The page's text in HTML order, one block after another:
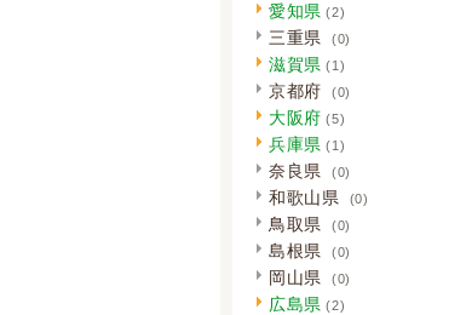
愛知県 (2)
三重県 (0)
滋賀県 (1)
京都府 (0)
大阪府 (5)
兵庫県 (1)
奈良県 (0)
和歌山県 (0)
鳥取県 (0)
島根県 (0)
岡山県 (0)
広島県 (2)